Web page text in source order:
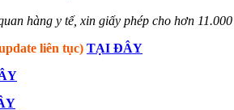
hàng y tế, xin giấy phép cho hơn
liên tục) TẠI ĐÂY